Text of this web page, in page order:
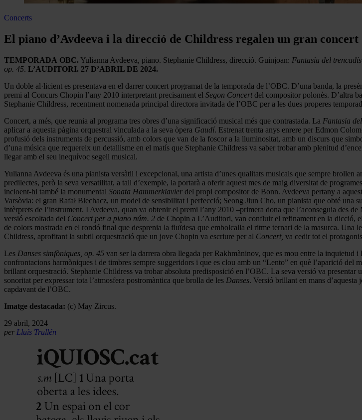
Concerts
El piano d’Avdeeva i la direcció de Childress regalen un gran concert
TEMPORADA OBC. Yulianna Avdeeva, piano. Stephanie Childress, direcció. Guinjoan: Fantasia del trencadís
op. 45. L’AUDITORI. 27 D’ABRIL DE 2024.
Un doble al·licient es presentava en el darrer concert programat de la temporada de l’OBC. D’una banda, la
premi al Concurs Chopin l’any 2010 interpretant precisament el Segon Concertdel compositor polonès. D’altra
Stephanie Childress, recentment nomenada principal directora invitada de l’OBC per a les dues properes
Concert, a més, que reunia al programa tres obres d’una significació musical més que contrastada. La Fantasia
aplicar a aquesta pàgina orquestral vinculada a la seva òpera Gaudí. Estrenat trenta anys enrere per Edmon
profusió dels instruments de percussió, amb colors que van de la foscor a la lluminositat, amb un discurs que
d’una música que requereix un detallisme en el matís que Stephanie Childress va saber trobar amb plenitud
llegar amb el seu inequívoc segell musical.
Yulianna Avdeeva és una pianista versàtil i excepcional, una artista d’unes qualitats musicals que sempre brollen
predilectes, però la seva versatilitat, a tall d’exemple, la portarà a oferir aquest mes de maig diversitat de
incloent-hi també la monumental Sonata Hammerklavier del propi compositor de Bonn. Avdeeva pertany a
Varsòvia: el gran Rafał Blechacz, un model de sensibilitat i perfecció; Seong Jiun Cho, un pianista que obté una
intèrprets de l’instrument. I Avdeeva, quan va obtenir el premi l’any 2010 –primera dona que l’aconseguia des
versió escoltada del Concert per a piano núm. 2 de Chopin a L’Auditori, van confluir el refinament en la dicció,
de colors mostrada en el rondó final que desprenia la fluïdesa que embolcalla el ritme ternari de la masurca.
Childress, aprofitant la subtil orquestració que un jove Chopin va escriure per al Concert, va cedir tot el
Les Danses simfòniques, op. 45 van ser la darrera obra llegada per Rakhmàninov, que es mou entre la inquietud
confrontacions harmòniques i de timbres sempre suggeridors i que es clou amb un “Lento” en què l’aparició del
brillant orquestració. Stephanie Childress va trobar absoluta predisposició en l’OBC. La seva versió va presentar
sonoritat per expressar tota l’atmosfera postromàntica que brolla de les Danses. Versió brillant en mans
capdavant de l’OBC.
Imatge destacada: (c) May Zircus.
29 abril, 2024
per Lluís Trullén